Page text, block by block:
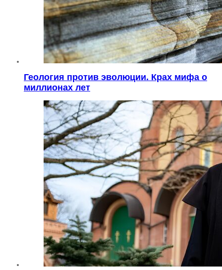
Геология против эволюции. Крах мифа о
миллионах лет